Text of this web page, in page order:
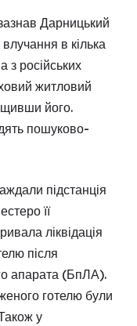
Дарницький
в кілька
з російських
житловий
його.
пошуково-
підстанція
її
ліквідація
після
апарата (БпЛА).
готелю були
у